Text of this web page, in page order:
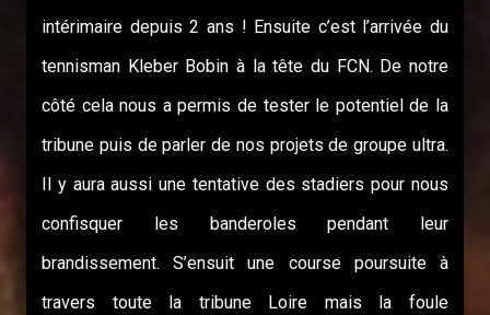
intérimaire depuis 2 ans ! Ensuite c’est l’arrivée du
tennisman Kleber Bobin à la tête du FCN. De notre
côté cela nous a permis de tester le potentiel de la
tribune puis de parler de nos projets de groupe ultra.
Il y aura aussi une tentative des stadiers pour nous
confisquer les banderoles pendant leur
brandissement. S’ensuit une course poursuite à
travers toute la tribune Loire mais la foule